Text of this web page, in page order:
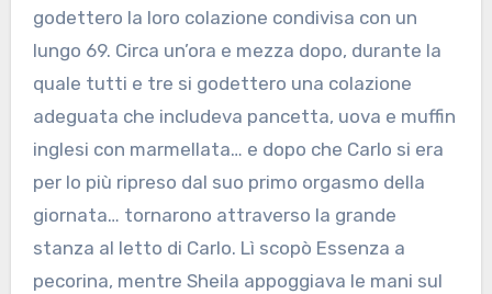
godettero la loro colazione condivisa con un
lungo 69. Circa un’ora e mezza dopo, durante la
quale tutti e tre si godettero una colazione
adeguata che includeva pancetta, uova e muffin
inglesi con marmellata… e dopo che Carlo si era
per lo più ripreso dal suo primo orgasmo della
giornata… tornarono attraverso la grande
stanza al letto di Carlo. Lì scopò Essenza a
pecorina, mentre Sheila appoggiava le mani sul